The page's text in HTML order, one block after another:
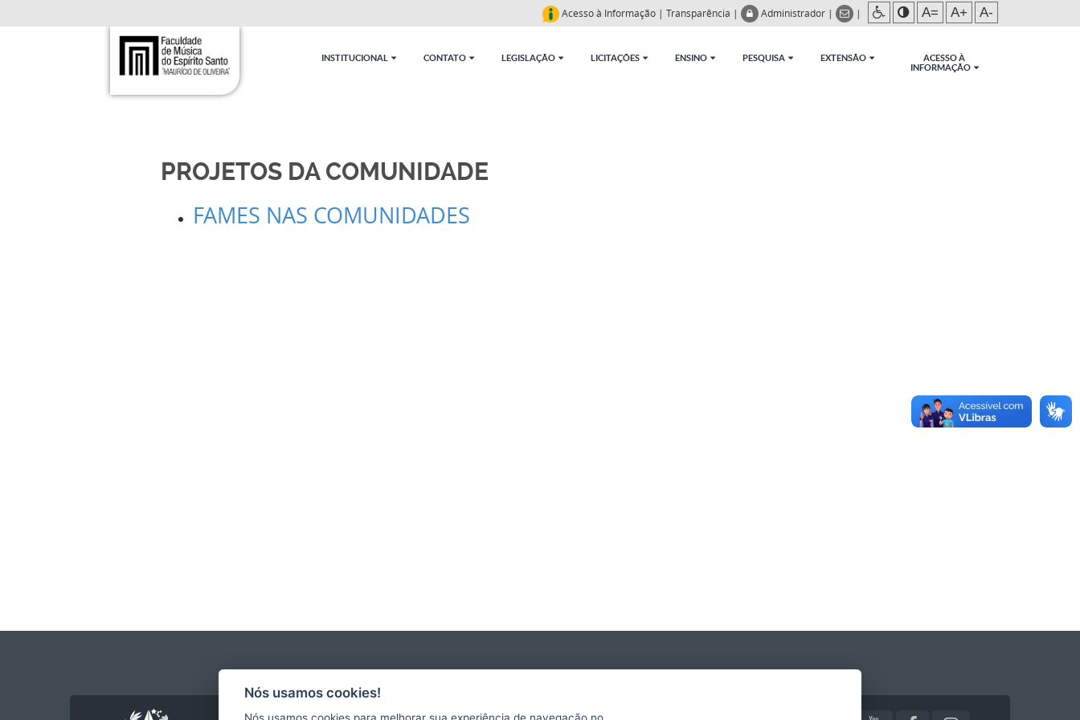
Acesso à Informação | Transparência | Administrador | | A= A+ A-
INSTITUCIONAL CONTATO LEGISLAÇÃO LICITAÇÕES ENSINO PESQUISA EXTENSÃO
ACESSO À
INFORMAÇÃO
PROJETOS DA COMUNIDADE
FAMES NAS COMUNIDADES
Nós usamos cookies!